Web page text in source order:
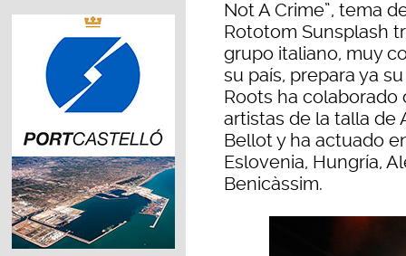
Not A Crime”, tema
Rototom Sunsplash
grupo italiano, muy
su país, prepara ya
Roots ha
artistas de la talla de
Bellot y ha actuado
Eslovenia, Hungría,
Benicàssim.